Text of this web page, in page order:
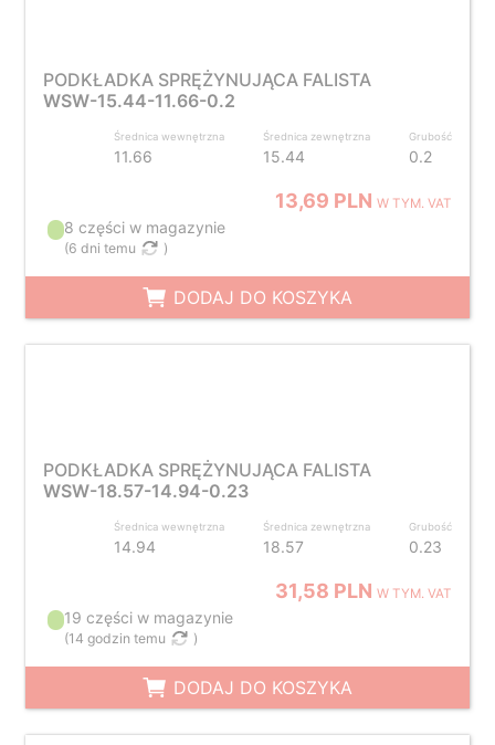
PODKŁADKA SPRĘŻYNUJĄCA FALISTA
WSW-15.44-11.66-0.2
Średnica wewnętrzna
11.66
Średnica zewnętrzna
15.44
Grubość
0.2
13,69 PLNW TYM. VAT
8 części w magazynie
(6 dni temu )
DODAJ DO KOSZYKA
PODKŁADKA SPRĘŻYNUJĄCA FALISTA
WSW-18.57-14.94-0.23
Średnica wewnętrzna
14.94
Średnica zewnętrzna
18.57
Grubość
0.23
31,58 PLNW TYM. VAT
19 części w magazynie
(14 godzin temu )
DODAJ DO KOSZYKA